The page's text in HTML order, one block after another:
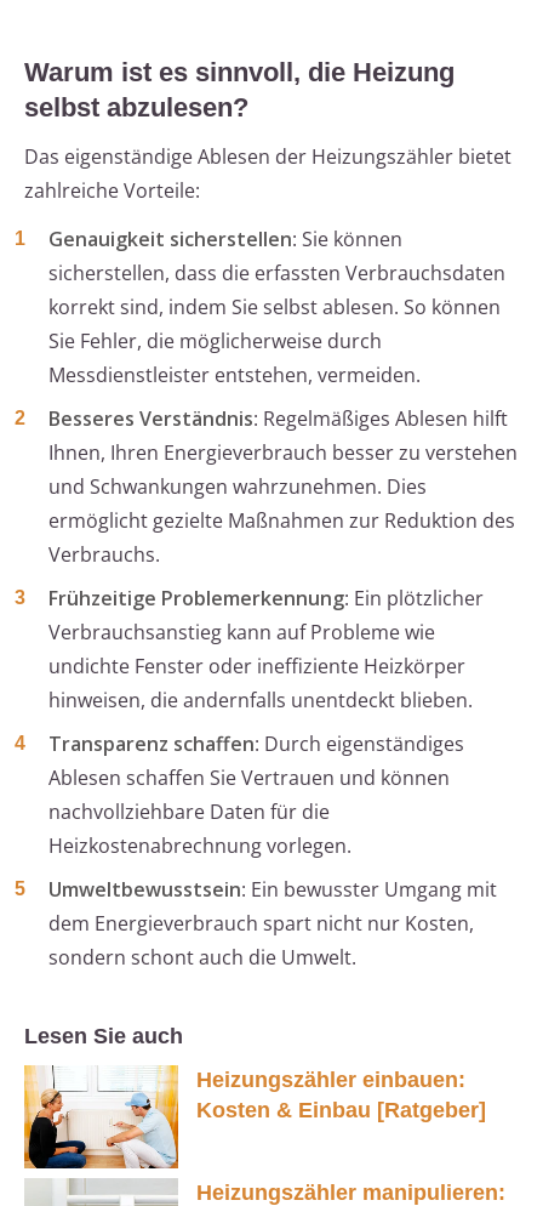
Warum ist es sinnvoll, die Heizung
selbst abzulesen?
Das eigenständige Ablesen der Heizungszähler bietet
zahlreiche Vorteile:
Genauigkeit sicherstellen: Sie können
sicherstellen, dass die erfassten Verbrauchsdaten
korrekt sind, indem Sie selbst ablesen. So können
Sie Fehler, die möglicherweise durch
Messdienstleister entstehen, vermeiden.
Besseres Verständnis: Regelmäßiges Ablesen hilft
Ihnen, Ihren Energieverbrauch besser zu verstehen
und Schwankungen wahrzunehmen. Dies
ermöglicht gezielte Maßnahmen zur Reduktion des
Verbrauchs.
Frühzeitige Problemerkennung: Ein plötzlicher
Verbrauchsanstieg kann auf Probleme wie
undichte Fenster oder ineffiziente Heizkörper
hinweisen, die andernfalls unentdeckt blieben.
Transparenz schaffen: Durch eigenständiges
Ablesen schaffen Sie Vertrauen und können
nachvollziehbare Daten für die
Heizkostenabrechnung vorlegen.
Umweltbewusstsein: Ein bewusster Umgang mit
dem Energieverbrauch spart nicht nur Kosten,
sondern schont auch die Umwelt.
Lesen Sie auch
Heizungszähler einbauen:
Kosten & Einbau [Ratgeber]
Heizungszähler manipulieren: